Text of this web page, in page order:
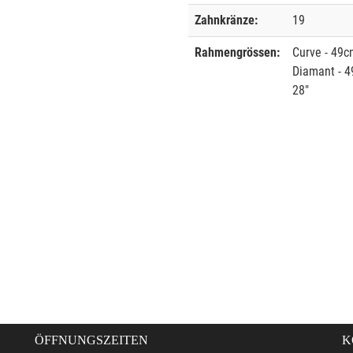
Zahnkränze: 19
Rahmengrössen:
Curve -
Diamant -
28"
ÖFFNUNGSZEITEN